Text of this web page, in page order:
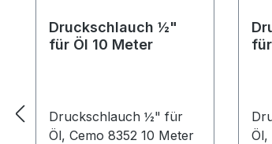
Druckschlauch ½"
für Öl 10 Meter
Druckschlauch ½" für
Öl, Cemo 8352 10 Meter
Öl,